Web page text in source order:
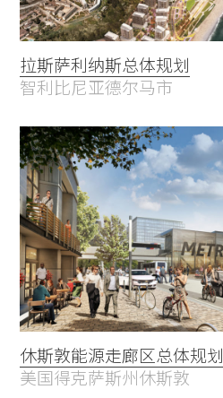
拉斯萨利纳斯总体规划
智利比尼亚德尔马市
休斯敦能源走廊区总体规划
美国得克萨斯州休斯敦